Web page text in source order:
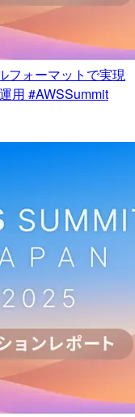
フォーマットで実現
用 #AWSSummit